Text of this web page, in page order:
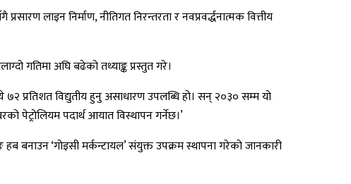
लाइन निर्माण, नीतिगत निरन्तरता र नवप्रवर्द्धनात्मक वित्तीय
गतिमा अघि बढेको तथ्याङ्क प्रस्तुत गरे।
प्रतिशत विद्युतीय हुनु असाधारण उपलब्धि हो। सन् २०३० सम्म यो
पेट्रोलियम पदार्थ आयात विस्थापन गर्नेछ।’
बनाउन ‘गोइसी मर्कन्टायल’ संयुक्त उपक्रम स्थापना गरेको जानकारी